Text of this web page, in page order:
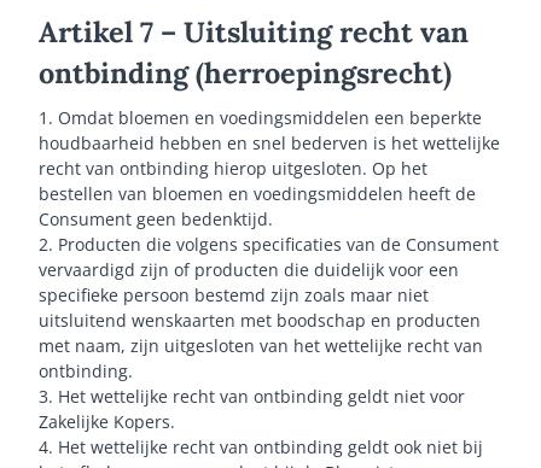
Artikel 7 – Uitsluiting recht van
ontbinding (herroepingsrecht)
1. Omdat bloemen en voedingsmiddelen een beperkte
houdbaarheid hebben en snel bederven is het wettelijke
recht van ontbinding hierop uitgesloten. Op het
bestellen van bloemen en voedingsmiddelen heeft de
Consument geen bedenktijd.
2. Producten die volgens specificaties van de Consument
vervaardigd zijn of producten die duidelijk voor een
specifieke persoon bestemd zijn zoals maar niet
uitsluitend wenskaarten met boodschap en producten
met naam, zijn uitgesloten van het wettelijke recht van
ontbinding.
3. Het wettelijke recht van ontbinding geldt niet voor
Zakelijke Kopers.
4. Het wettelijke recht van ontbinding geldt ook niet bij